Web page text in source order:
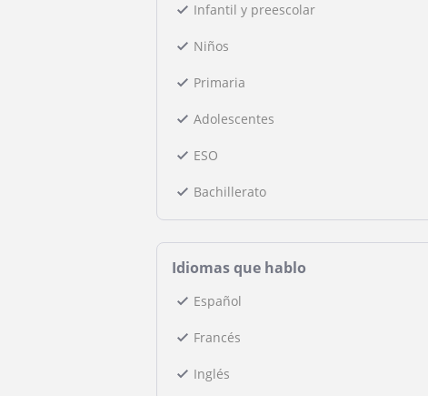
Infantil y preescolar
Niños
Primaria
Adolescentes
ESO
Bachillerato
Idiomas que hablo
Español
Francés
Inglés